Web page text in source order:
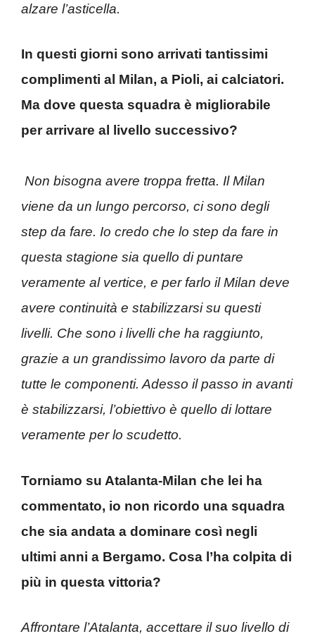
alzare l’asticella.
In questi giorni sono arrivati tantissimi
complimenti al Milan, a Pioli, ai calciatori.
Ma dove questa squadra è migliorabile
per arrivare al livello successivo?
Non bisogna avere troppa fretta. Il Milan
viene da un lungo percorso, ci sono degli
step da fare. Io credo che lo step da fare in
questa stagione sia quello di puntare
veramente al vertice, e per farlo il Milan deve
avere continuità e stabilizzarsi su questi
livelli. Che sono i livelli che ha raggiunto,
grazie a un grandissimo lavoro da parte di
tutte le componenti. Adesso il passo in avanti
è stabilizzarsi, l’obiettivo è quello di lottare
veramente per lo scudetto.
Torniamo su Atalanta-Milan che lei ha
commentato, io non ricordo una squadra
che sia andata a dominare così negli
ultimi anni a Bergamo. Cosa l’ha colpita di
più in questa vittoria?
Affrontare l’Atalanta, accettare il suo livello di